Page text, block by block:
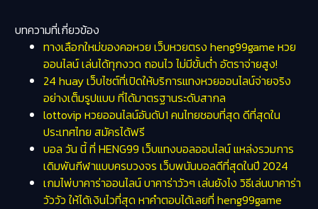
บทความที่เกี่ยวข้อง
ทางเลือกใหม่ของคอหวย เว็บหวยตรง heng99game หวย
ออนไลน์ เล่นได้ทุกงวด ถอนไว ไม่มีขั้นต่ำ อัตราจ่ายสูง!
24 huay เว็บไซต์ที่เปิดให้บริการแทงหวยออนไลน์จ่ายจริง
อย่างเต็มรูปแบบ ที่ได้มาตรฐานระดับสากล
lottovip หวยออนไลน์อันดับ1 คนไทยชอบที่สุด ดีที่สุดใน
ประเทศไทย สมัครได้ฟรี
บอล วัน นี้ ที่ HENG99 เว็บแทงบอลออนไลน์ แหล่งรวมการ
เดิมพันกีฬาแบบครบวงจร เว็บพนันบอลดีที่สุดในปี 2024
เกมไพ่บาคาร่าออนไลน์ บาคาร่าวัวๆ เล่นยังไง วิธีเล่นบาคาร่า
วัววัว ให้ได้เงินไวที่สุด หาคำตอบได้เลยที่ heng99game